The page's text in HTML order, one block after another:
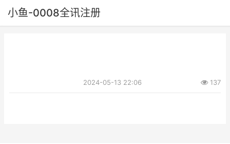
小鱼-0008全讯注册
2024-05-13 22:06 137